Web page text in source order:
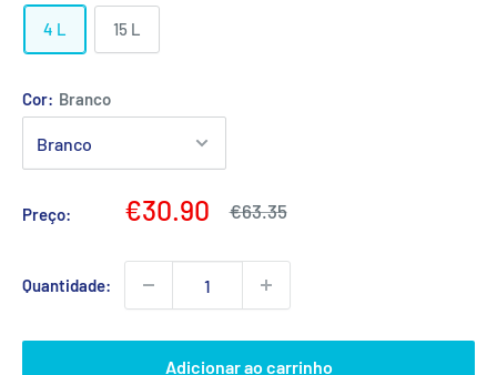
4 L 15 L
Cor: Branco
Preço:
Preço
€30.90
Preço
€63.35
Quantidade:
Adicionar ao carrinho